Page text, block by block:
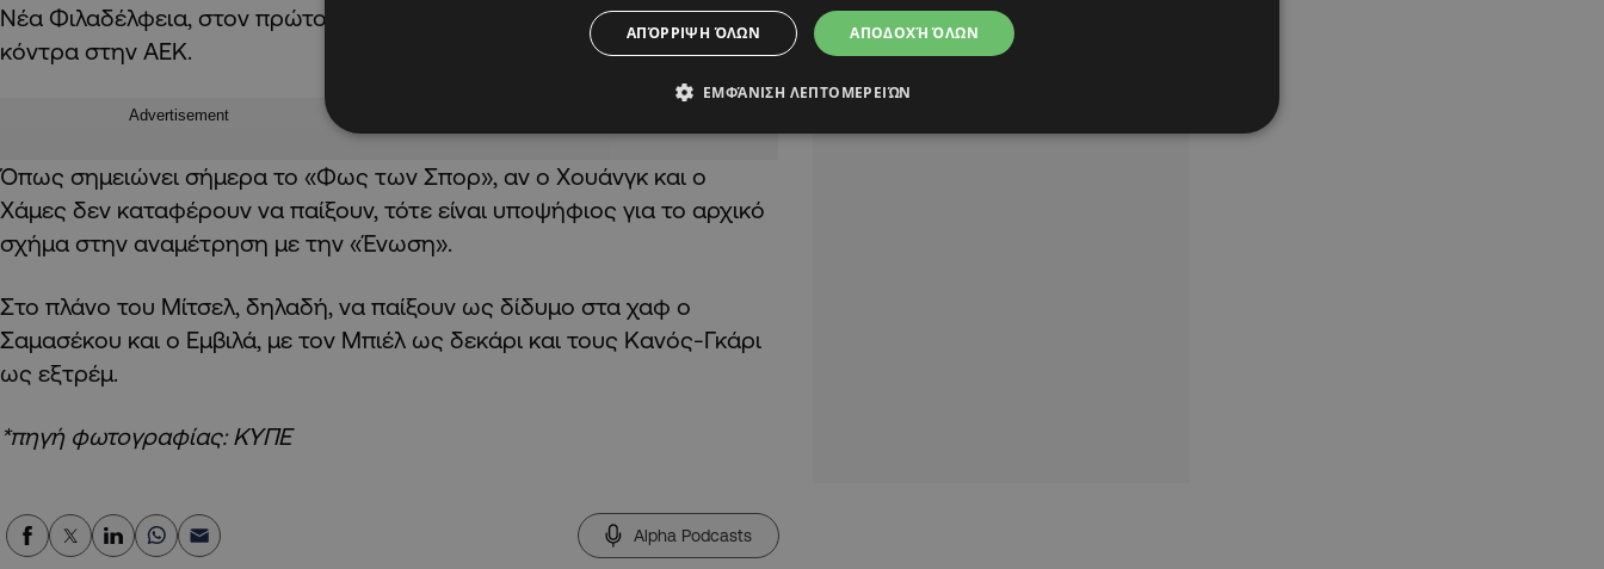
Νέα Φιλαδέλφεια, στον πρώτο ημιτελικό για το Κύπελλο Ελλάδας
κόντρα στην ΑΕΚ.
Advertisement
Όπως σημειώνει σήμερα το «Φως των Σπορ», αν ο Χουάνγκ και ο
Χάμες δεν καταφέρουν να παίξουν, τότε είναι υποψήφιος για το αρχικό
σχήμα στην αναμέτρηση με την «Ένωση».
Στο πλάνο του Μίτσελ, δηλαδή, να παίξουν ως δίδυμο στα χαφ ο
Σαμασέκου και ο Εμβιλά, με τον Μπιέλ ως δεκάρι και τους Κανός-Γκάρι
ως εξτρέμ.
*πηγή φωτογραφίας: ΚΥΠΕ
Alpha Podcasts
ΑΠΟΔΟΧΉ ΌΛΩΝ
ΑΠΌΡΡΙΨΗ ΌΛΩΝ
ΕΜΦΆΝΙΣΗ ΛΕΠΤΟΜΕΡΕΙΏΝ